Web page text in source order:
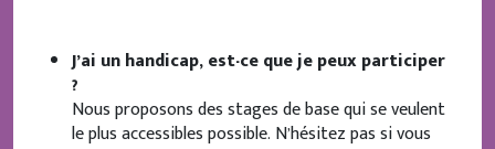
J’ai un handicap, est-ce que je peux participer
?
Nous proposons des stages de base qui se veulent
le plus accessibles possible. N’hésitez pas si vous